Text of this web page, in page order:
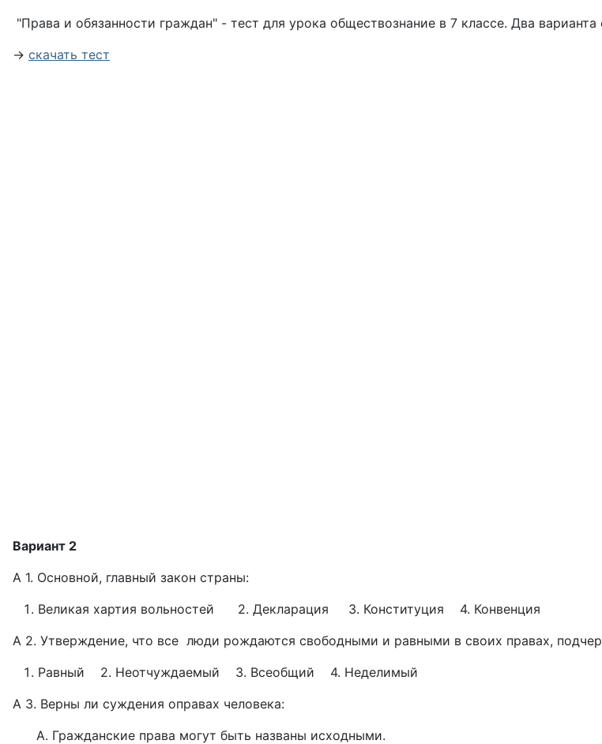
"Права и обязанности граждан" - тест для урока обществознание в 7 классе. Два варианта
→ скачать тест
Вариант 2
А 1. Основной, главный закон страны:
Великая хартия вольностей 2. Декларация 3. Конституция 4. Конвенция
А 2. Утверждение, что все люди рождаются свободными и равными в своих правах,
Равный 2. Неотчуждаемый 3. Всеобщий 4. Неделимый
А 3. Верны ли суждения оправах человека:
А. Гражданские права могут быть названы исходными.